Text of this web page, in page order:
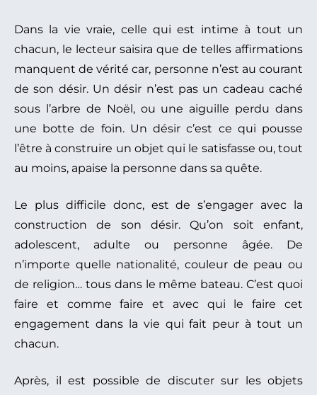
Dans la vie vraie, celle qui est intime à tout un
chacun, le lecteur saisira que de telles affirmations
manquent de vérité car, personne n’est au courant
de son désir. Un désir n’est pas un cadeau caché
sous l’arbre de Noël, ou une aiguille perdu dans
une botte de foin. Un désir c’est ce qui pousse
l’être à construire un objet qui le satisfasse ou, tout
au moins, apaise la personne dans sa quête.
Le plus difficile donc, est de s’engager avec la
construction de son désir. Qu’on soit enfant,
adolescent, adulte ou personne âgée. De
n’importe quelle nationalité, couleur de peau ou
de religion… tous dans le même bateau. C’est quoi
faire et comme faire et avec qui le faire cet
engagement dans la vie qui fait peur à tout un
chacun.
Après, il est possible de discuter sur les objets